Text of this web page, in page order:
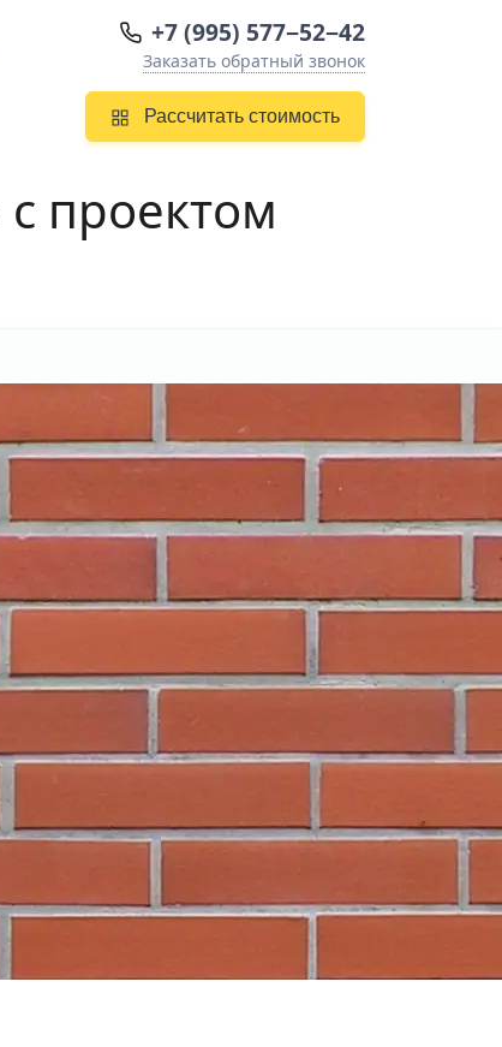
+7 (995) 577−52−42
Заказать обратный звонок
Рассчитать стоимость
с проектом